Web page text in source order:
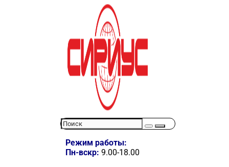
Режим работы:
Пн-вскр: 9.00-18.00